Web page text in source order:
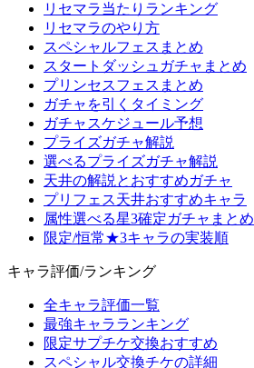
リセマラ当たりランキング
リセマラのやり方
スペシャルフェスまとめ
スタートダッシュガチャまとめ
プリンセスフェスまとめ
ガチャを引くタイミング
ガチャスケジュール予想
プライズガチャ解説
選べるプライズガチャ解説
天井の解説とおすすめガチャ
プリフェス天井おすすめキャラ
属性選べる星3確定ガチャまとめ
限定/恒常★3キャラの実装順
キャラ評価/ランキング
全キャラ評価一覧
最強キャラランキング
限定サプチケ交換おすすめ
スペシャル交換チケの詳細